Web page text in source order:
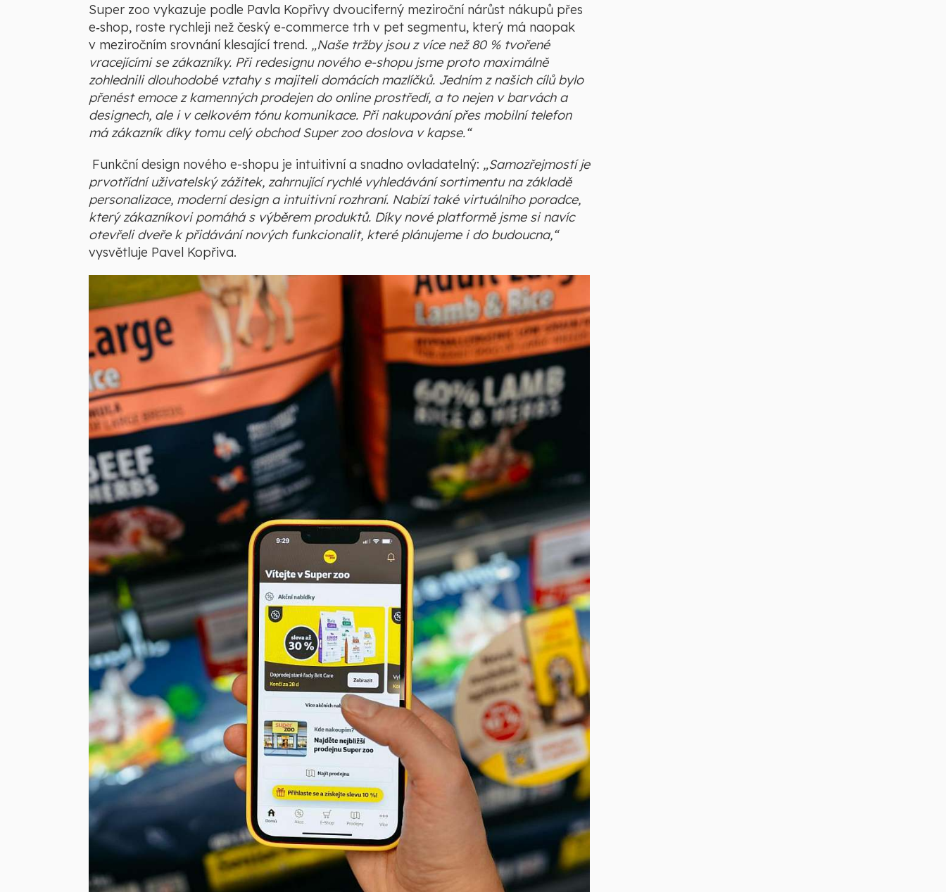
Super zoo vykazuje podle Pavla Kopřivy dvouciferný meziroční nárůst nákupů přes
e‑shop, roste rychleji než český e-commerce trh v pet segmentu, který má naopak
v meziročním srovnání klesající trend. „Naše tržby jsou z více než 80 % tvořené
vracejícími se zákazníky. Při redesignu nového e-shopu jsme proto maximálně
zohlednili dlouhodobé vztahy s majiteli domácích mazlíčků. Jedním z našich cílů bylo
přenést emoce z kamenných prodejen do online prostředí, a to nejen v barvách a
designech, ale i v celkovém tónu komunikace. Při nakupování přes mobilní telefon
má zákazník díky tomu celý obchod Super zoo doslova v kapse.“
Funkční design nového e-shopu je intuitivní a snadno ovladatelný: „Samozřejmostí je
prvotřídní uživatelský zážitek, zahrnující rychlé vyhledávání sortimentu na základě
personalizace, moderní design a intuitivní rozhraní. Nabízí také virtuálního poradce,
který zákazníkovi pomáhá s výběrem produktů. Díky nové platformě jsme si navíc
otevřeli dveře k přidávání nových funkcionalit, které plánujeme i do budoucna,“
vysvětluje Pavel Kopřiva.